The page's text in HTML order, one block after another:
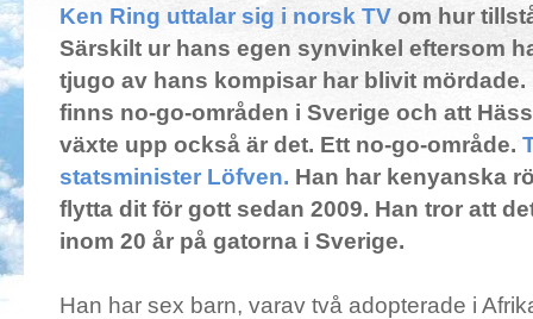
Ken Ring uttalar sig i norsk TV om hur
Särskilt ur hans egen synvinkel eftersom
tjugo av hans kompisar har blivit
finns no-go-områden i Sverige och att
växte upp också är det. Ett no-go-område.
statsminister Löfven. Han har kenyanska
flytta dit för gott sedan 2009. Han tror att
inom 20 år på gatorna i Sverige.
Han har sex barn, varav två adopterade i